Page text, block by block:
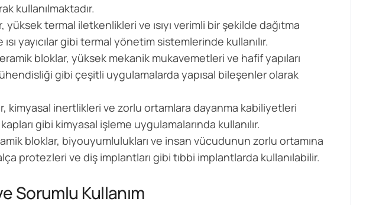
kullanılmaktadır.
termal iletkenlikleri ve ısıyı verimli bir şekilde dağıtma
ısı yayıcılar gibi termal yönetim sistemlerinde kullanılır.
bloklar, yüksek mekanik mukavemetleri ve hafif yapıları
gibi çeşitli uygulamalarda yapısal bileşenler olarak
kimyasal inertlikleri ve zorlu ortamlara dayanma kabiliyetleri
gibi kimyasal işleme uygulamalarında kullanılır.
bloklar, biyouyumlulukları ve insan vücudunun zorlu ortamına
protezleri ve diş implantları gibi tıbbi implantlarda kullanılabilir.
Sorumlu Kullanım